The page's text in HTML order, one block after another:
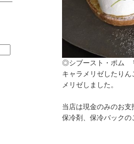
◎シブースト・ポム
キャラメリゼしたり
メリゼしました。
当店は現金のみのお支
保冷剤、保冷バックの